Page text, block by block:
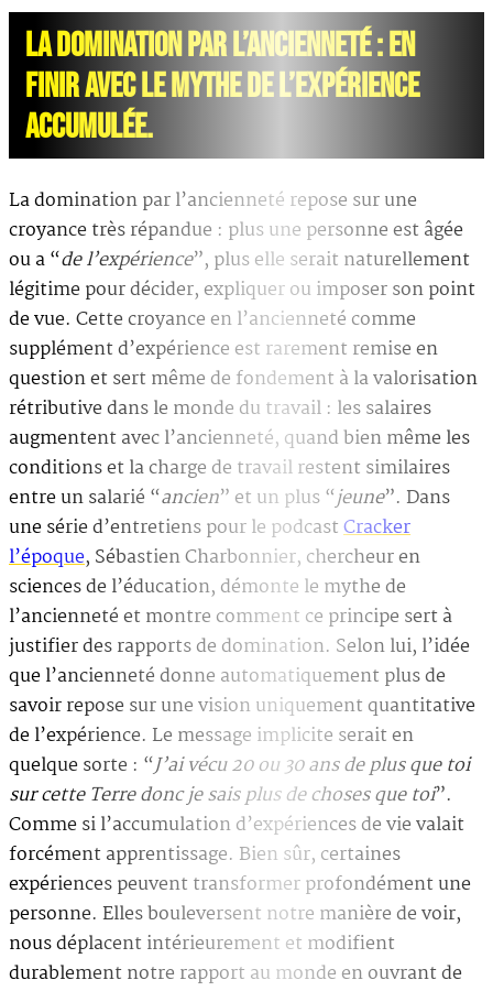
LA DOMINATION PAR L’ANCIENNETÉ : EN
FINIR AVEC LE MYTHE DE L’EXPÉRIENCE
ACCUMULÉE.
La domination par l’ancienneté repose sur une
croyance très répandue : plus une personne est âgée
ou a “de l’expérience”, plus elle serait naturellement
légitime pour décider, expliquer ou imposer son point
de vue. Cette croyance en l’ancienneté comme
supplément d’expérience est rarement remise en
question et sert même de fondement à la valorisation
rétributive dans le monde du travail : les salaires
augmentent avec l’ancienneté, quand bien même les
conditions et la charge de travail restent similaires
entre un salarié “ancien” et un plus “jeune”. Dans
une série d’entretiens pour le podcastCracker
l’époque, Sébastien Charbonnier, chercheur en
sciences de l’éducation, démonte le mythe de
l’ancienneté et montre comment ce principe sert à
justifier des rapports de domination. Selon lui, l’idée
que l’ancienneté donne automatiquement plus de
savoir repose sur une vision uniquement quantitative
de l’expérience. Le message implicite serait en
quelque sorte : “J’ai vécu 20 ou 30 ans de plus que toi
sur cette Terre donc je sais plus de choses que toi”.
Comme si l’accumulation d’expériences de vie valait
forcément apprentissage. Bien sûr, certaines
expériences peuvent transformer profondément une
personne. Elles bouleversent notre manière de voir,
nous déplacent intérieurement et modifient
durablement notre rapport au monde en ouvrant de